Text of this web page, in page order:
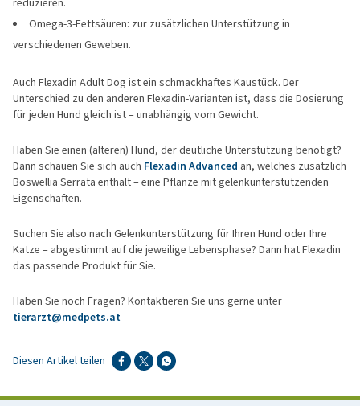
Omega-3-Fettsäuren: zur zusätzlichen Unterstützung in
verschiedenen Geweben.
Auch Flexadin Adult Dog ist ein schmackhaftes Kaustück. Der
Unterschied zu den anderen Flexadin-Varianten ist, dass die Dosierung
für jeden Hund gleich ist – unabhängig vom Gewicht.
Haben Sie einen (älteren) Hund, der deutliche Unterstützung benötigt?
Dann schauen Sie sich auch Flexadin Advanced an, welches zusätzlich
Boswellia Serrata enthält – eine Pflanze mit gelenkunterstützenden
Eigenschaften.
Suchen Sie also nach Gelenkunterstützung für Ihren Hund oder Ihre
Katze – abgestimmt auf die jeweilige Lebensphase? Dann hat Flexadin
das passende Produkt für Sie.
Haben Sie noch Fragen? Kontaktieren Sie uns gerne unter
tierarzt@medpets.at
Diesen Artikel teilen